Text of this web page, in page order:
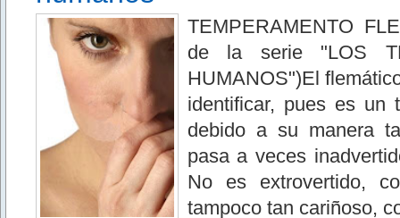
TEMPERAMENTO
de la serie "LOS
HUMANOS")El
identificar, pues es un
debido a su manera
pasa a veces
No es extrovertido,
tampoco tan cariñoso,